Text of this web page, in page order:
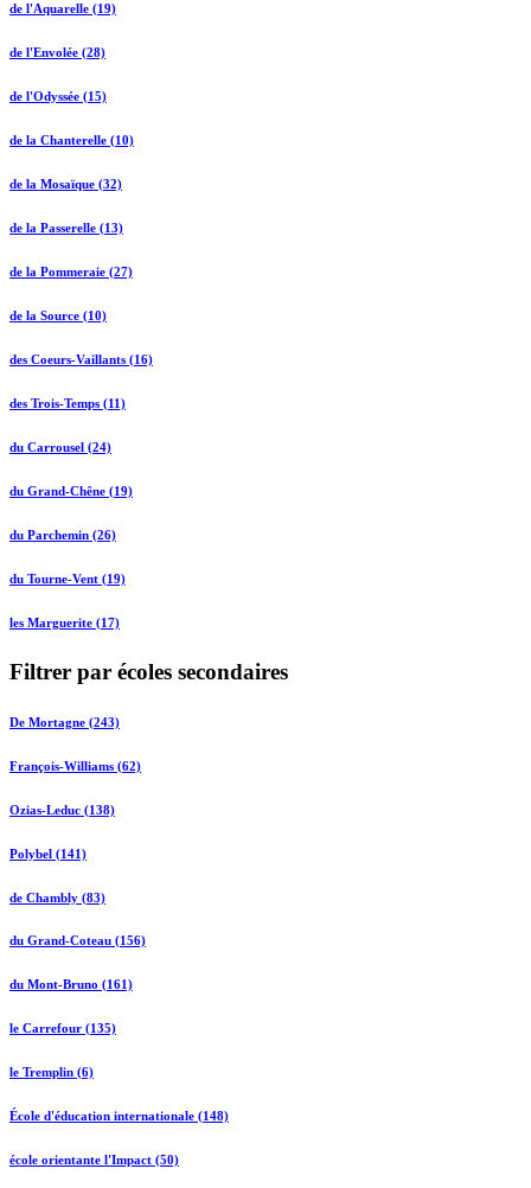
de l'Aquarelle (19)
de l'Envolée (28)
de l'Odyssée (15)
de la Chanterelle (10)
de la Mosaïque (32)
de la Passerelle (13)
de la Pommeraie (27)
de la Source (10)
des Coeurs-Vaillants (16)
des Trois-Temps (11)
du Carrousel (24)
du Grand-Chêne (19)
du Parchemin (26)
du Tourne-Vent (19)
les Marguerite (17)
Filtrer par écoles secondaires
De Mortagne (243)
François-Williams (62)
Ozias-Leduc (138)
Polybel (141)
de Chambly (83)
du Grand-Coteau (156)
du Mont-Bruno (161)
le Carrefour (135)
le Tremplin (6)
École d'éducation internationale (148)
école orientante l'Impact (50)